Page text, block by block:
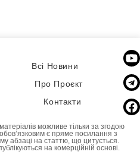
Всі Новини
Про Проєкт
Контакти
можливе тільки за згодою
є пряме посилання з
абзаці на статтю, що цитується.
на комерційній основі.